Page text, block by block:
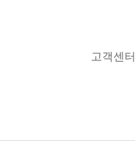
고객센터